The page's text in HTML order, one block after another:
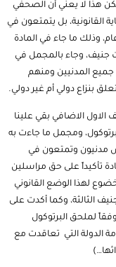
هذا لا يعني أن الصحفي
القانونية، بل يتمتعون في
وذلك ما جاء في المادة
جنيف، وجاء بالمجمل في
المدنيين ومنهم
بنزاع دولي أم غير دولي.
جنيف الاول الاضافي بقي علينا
المادة (79) من نفس البرتوكول، ومجمل ما جاءت به
مدنيون وتمتعون في
تأكيداً على حق مراسلين
لهذا الوضع القانوني
اتفاقية جنيف الثالثة، وكما أكدت على
لملحق البرتوكول
حكومة الدولة التي تعاقدت مع